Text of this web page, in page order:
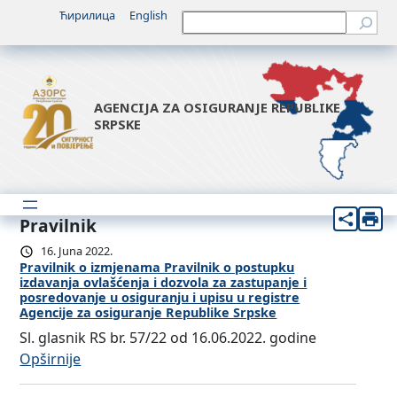
Ћирилица English Претрага
AGENCIJA ZA OSIGURANJE REPUBLIKE
SRPSKE
Pravilnik
16. Juna 2022.
Pravilnik o izmjenama Pravilnik o postupku
izdavanja ovlašćenja i dozvola za zastupanje i
posredovanje u osiguranju i upisu u registre
Agencije za osiguranje Republike Srpske
Sl. glasnik RS br. 57/22 od 16.06.2022. godine
Opširnije:
P